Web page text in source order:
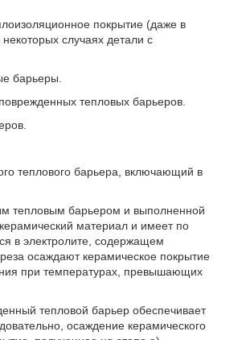
покрытие (даже в
случаях детали с
барьеры.
тепловых барьеров.
теплового барьера, включающий в
тепловым барьером и выполненной
материал и имеет по
в электролите, содержащем
осаждают керамическое покрытие
при температурах, превышающих
тепловой барьер обеспечивает
осаждение керамического